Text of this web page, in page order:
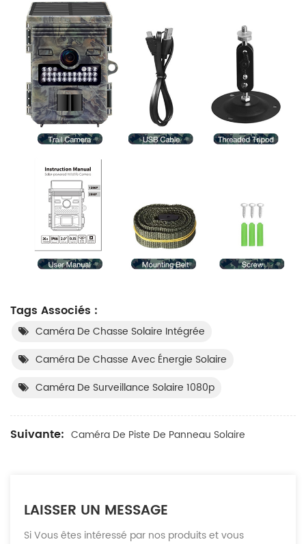
Tags Associés :
Caméra De Chasse Solaire Intégrée
Caméra De Chasse Avec Énergie Solaire
Caméra De Surveillance Solaire 1080p
Suivante: Caméra De Piste De Panneau Solaire
LAISSER UN MESSAGE
Si Vous êtes intéressé par nos produits et vous